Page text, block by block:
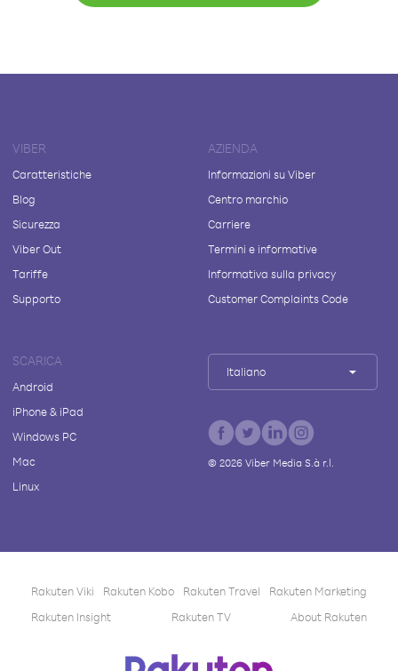
VIBER
Caratteristiche
Blog
Sicurezza
Viber Out
Tariffe
Supporto
AZIENDA
Informazioni su Viber
Centro marchio
Carriere
Termini e informative
Informativa sulla privacy
Customer Complaints Code
SCARICA
Android
iPhone & iPad
Windows PC
Mac
Linux
Italiano
© 2026Viber Media S.à r.l.
Rakuten Viki Rakuten Kobo Rakuten Travel
Rakuten Marketing
Rakuten Insight
Rakuten TV About Rakuten